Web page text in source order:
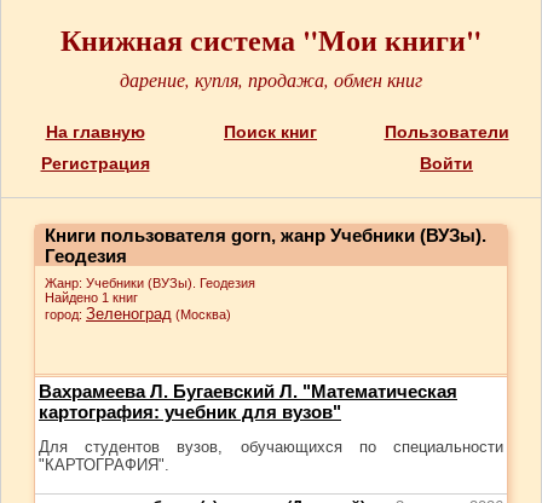
Книжная система "Мои книги"
дарение, купля, продажа, обмен книг
На главную Поиск книг
Пользователи
Регистрация
Войти
Книги пользователя gorn, жанр Учебники (ВУЗы).
Геодезия
Жанр: Учебники (ВУЗы). Геодезия
Найдено 1 книг
город: Зеленоград (Москва)
Вахрамеева Л. Бугаевский Л. "Математическая
картография: учебник для вузов"
Для студентов вузов, обучающихся по специальности
"КАРТОГРАФИЯ".